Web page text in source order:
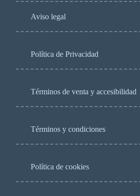
Aviso legal
Política de Privacidad
Términos de venta y accesibilidad
Términos y condiciones
Política de cookies